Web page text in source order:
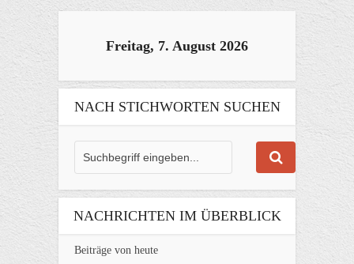
Freitag, 7. August 2026
NACH STICHWORTEN SUCHEN
NACHRICHTEN IM ÜBERBLICK
Beiträge von heute